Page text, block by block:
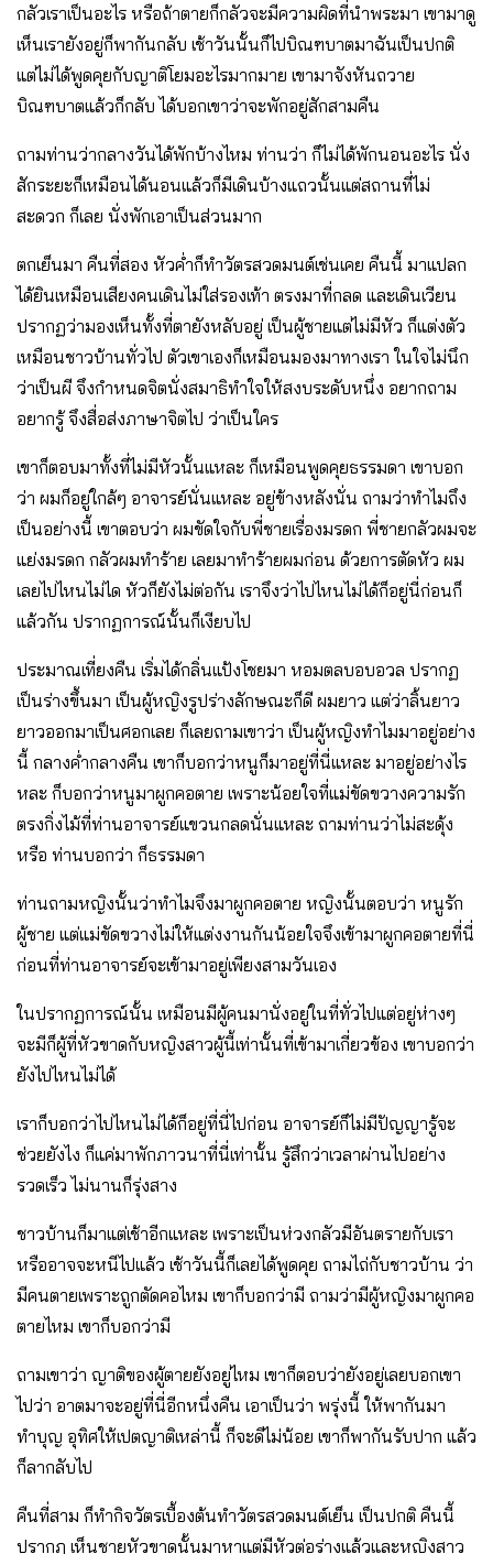
กลัวเราเป็นอะไร หรือถ้าตายก็กลัวจะมีความผิดที่นำพระมา เขามาดู
เห็นเรายังอยู่ก็พากันกลับ เช้าวันนั้นก็ไปบิณฑบาตมาฉันเป็นปกติ
แต่ไม่ได้พูดคุยกับญาติโยมอะไรมากมาย เขามาจังหันถวาย
บิณฑบาตแล้วก็กลับ ได้บอกเขาว่าจะพักอยู่สักสามคืน
ถามท่านว่ากลางวันได้พักบ้างไหม ท่านว่า ก็ไม่ได้พักนอนอะไร นั่ง
สักระยะก็เหมือนได้นอนแล้วก็มีเดินบ้างแถวนั้นแต่สถานที่ไม่
สะดวก ก็เลย นั่งพักเอาเป็นส่วนมาก
ตกเย็นมา คืนที่สอง หัวค่ำก็ทำวัตรสวดมนต์เช่นเคย คืนนี้ มาแปลก
ได้ยินเหมือนเสียงคนเดินไม่ใส่รองเท้า ตรงมาที่กลด และเดินเวียน
ปรากฏว่ามองเห็นทั้งที่ตายังหลับอยู่ เป็นผู้ชายแต่ไม่มีหัว ก็แต่งตัว
เหมือนชาวบ้านทั่วไป ตัวเขาเองก็เหมือนมองมาทางเรา ในใจไม่นึก
ว่าเป็นผี จึงกำหนดจิตนั่งสมาธิทำใจให้สงบระดับหนึ่ง อยากถาม
อยากรู้ จึงสื่อส่งภาษาจิตไป ว่าเป็นใคร
เขาก็ตอบมาทั้งที่ไม่มีหัวนั้นแหละ ก็เหมือนพูดคุยธรรมดา เขาบอก
ว่า ผมก็อยู่ใกล้ๆ อาจารย์นั่นแหละ อยู่ข้างหลังนั่น ถามว่าทำไมถึง
เป็นอย่างนี้ เขาตอบว่า ผมขัดใจกับพี่ชายเรื่องมรดก พี่ชายกลัวผมจะ
แย่งมรดก กลัวผมทำร้าย เลยมาทำร้ายผมก่อน ด้วยการตัดหัว ผม
เลยไปไหนไม่ได หัวก็ยังไม่ต่อกัน เราจึงว่าไปไหนไม่ได้ก็อยู่นี่ก่อนก็
แล้วกัน ปรากฏการณ์นั้นก็เงียบไป
ประมาณเที่ยงคืน เริ่มได้กลิ่นแป้งโชยมา หอมตลบอบอวล ปรากฏ
เป็นร่างขึ้นมา เป็นผู้หญิงรูปร่างลักษณะก็ดี ผมยาว แต่ว่าลิ้นยาว
ยาวออกมาเป็นศอกเลย ก็เลยถามเขาว่า เป็นผู้หญิงทำไมมาอยู่อย่าง
นี้ กลางค่ำกลางคืน เขาก็บอกว่าหนูก็มาอยู่ที่นี่แหละ มาอยู่อย่างไร
หละ ก็บอกว่าหนูมาผูกคอตาย เพราะน้อยใจที่แม่ขัดขวางความรัก
ตรงกิ่งไม้ที่ท่านอาจารย์แขวนกลดนั่นแหละ ถามท่านว่าไม่สะดุ้ง
หรือ ท่านบอกว่า ก็ธรรมดา
ท่านถามหญิงนั้นว่าทำไมจึงมาผูกคอตาย หญิงนั้นตอบว่า หนูรัก
ผู้ชาย แต่แม่ขัดขวางไม่ให้แต่งงานกันน้อยใจจึงเข้ามาผูกคอตายที่นี่
ก่อนที่ท่านอาจารย์จะเข้ามาอยู่เพียงสามวันเอง
ในปรากฏการณ์นั้น เหมือนมีผู้คนมานั่งอยู่ในที่ทั่วไปแต่อยู่ห่างๆ
จะมีก็ผู้ที่หัวขาดกับหญิงสาวผู้นี้เท่านั้นที่เข้ามาเกี่ยวข้อง เขาบอกว่า
ยังไปไหนไม่ได้
เราก็บอกว่าไปไหนไม่ได้ก็อยู่ที่นี่ไปก่อน อาจารย์ก็ไม่มีปัญญารู้จะ
ช่วยยังไง ก็แค่มาพักภาวนาที่นี่เท่านั้น รู้สึกว่าเวลาผ่านไปอย่าง
รวดเร็ว ไม่นานก็รุ่งสาง
ชาวบ้านก็มาแต่เช้าอีกแหละ เพราะเป็นห่วงกลัวมีอันตรายกับเรา
หรืออาจจะหนีไปแล้ว เช้าวันนี้ก็เลยได้พูดคุย ถามไถ่กับชาวบ้าน ว่า
มีคนตายเพราะถูกตัดคอไหม เขาก็บอกว่ามี ถามว่ามีผู้หญิงมาผูกคอ
ตายไหม เขาก็บอกว่ามี
ถามเขาว่า ญาติของผู้ตายยังอยู่ไหม เขาก็ตอบว่ายังอยู่เลยบอกเขา
ไปว่า อาตมาจะอยู่ที่นี่อีกหนึ่งคืน เอาเป็นว่า พรุ่งนี้ ให้พากันมา
ทำบุญ อุทิศให้เปตญาติเหล่านี้ ก็จะดีไม่น้อย เขาก็พากันรับปาก แล้ว
ก็ลากลับไป
คืนที่สาม ก็ทำกิจวัตรเบื้องต้นทำวัตรสวดมนต์เย็น เป็นปกติ คืนนี้
ปรากฏ เห็นชายหัวขาดนั้นมาหาแต่มีหัวต่อร่างแล้วและหญิงสาว